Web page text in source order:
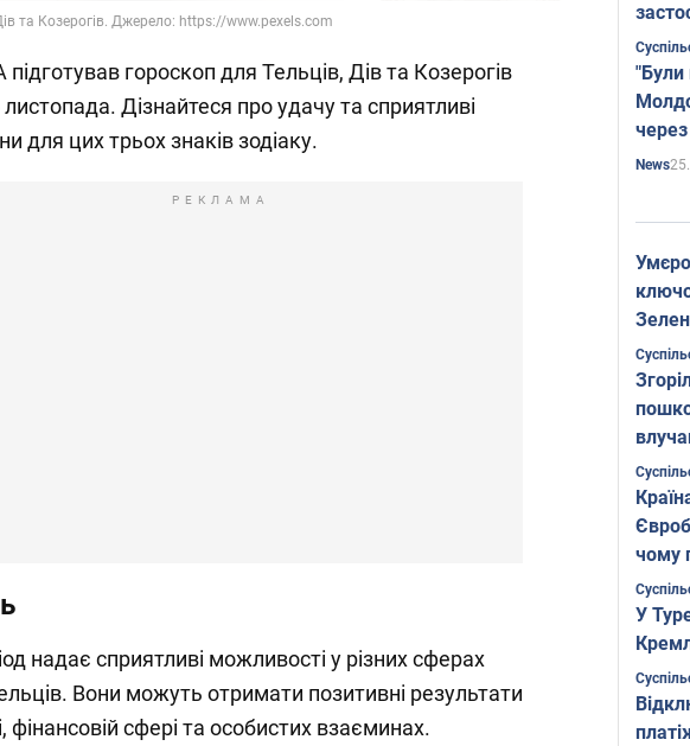
та Козерогів. Джерело: https://www.pexels.com
підготував гороскоп для Тельців, Дів та Козерогів
Дізнайтеся про удачу та сприятливі
для цих трьох знаків зодіаку.
РЕКЛАМА
надає сприятливі можливості у різних сферах
Вони можуть отримати позитивні результати
фінансовій сфері та особистих взаєминах.
"Були
News
Фото
чому
У